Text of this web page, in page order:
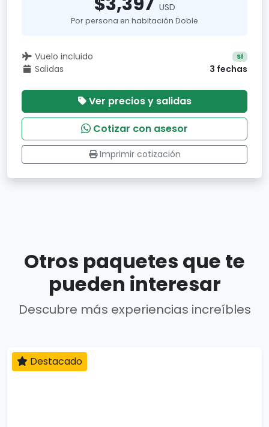
USD
Por persona en habitación Doble
Vuelo incluido Sí
Salidas 3 fechas
Ver precios y salidas
Cotizar con asesor
Imprimir cotización
Otros paquetes que te
pueden interesar
Descubre más experiencias increíbles
Destacado